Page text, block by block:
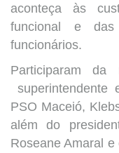
aconteça às
funcional e
funcionários.
Participaram da
superintendente
PSO Maceió,
além do
Roseane Amaral